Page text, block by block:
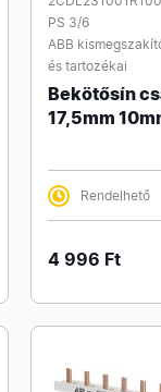
PS 3/6
ABB
és tartozékai
Bekötősín
17,5mm
Rendelhető
4 996 Ft